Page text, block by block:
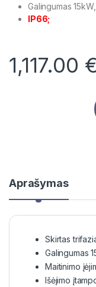
Galingumas
IP66;
1,117.00
Aprašymas
Skirtas
Galingumas
Maitinimo
Išėjimo